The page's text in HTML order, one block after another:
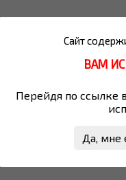
бутылок (только в торговых
Сайт
ВАМ
Перейдя по ссылке
Да, мне